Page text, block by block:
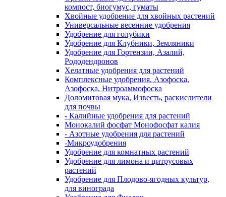
компост, биогумус, гуматы
Хвойные удобрение для хвойных растений
Универсальные весенние удобрения
Удобрение для голубики
Удобрение для Клубники, Земляники
Удобрение для Гортензии, Азалий,
Рододендронов
Хелатные удобрения для растений
Комплексные удобрения. Азофоска,
Азофоска, Нитроаммофоска
Доломитовая мука, Известь, раскислители
для почвы
- Калийные удобрения для растений
Монокалий фосфат Монофосфат калия
- Азотные удобрения для растений
-Микроудобрения
Удобрение для комнатных растений
Удобрение для лимона и цитрусовых
растений
Удобрение для Плодово-ягодных культур,
для винограда